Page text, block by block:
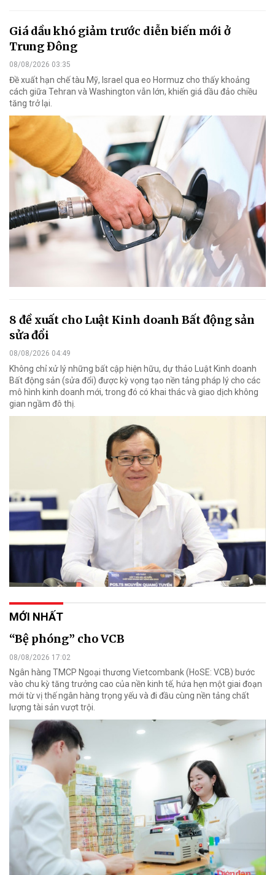
Giá dầu khó giảm trước diễn biến mới ở
Trung Đông
08/08/2026 03:35
Đề xuất hạn chế tàu Mỹ, Israel qua eo Hormuz cho thấy khoảng
cách giữa Tehran và Washington vẫn lớn, khiến giá dầu đảo chiều
tăng trở lại.
8 đề xuất cho Luật Kinh doanh Bất động sản
sửa đổi
08/08/2026 04:49
Không chỉ xử lý những bất cập hiện hữu, dự thảo Luật Kinh doanh
Bất động sản (sửa đổi) được kỳ vọng tạo nền tảng pháp lý cho các
mô hình kinh doanh mới, trong đó có khai thác và giao dịch không
gian ngầm đô thị.
MỚI NHẤT
“Bệ phóng” cho VCB
08/08/2026 17:02
Ngân hàng TMCP Ngoại thương Vietcombank (HoSE: VCB) bước
vào chu kỳ tăng trưởng cao của nền kinh tế, hứa hẹn một giai đoạn
mới từ vị thế ngân hàng trọng yếu và đi đầu cùng nền tảng chất
lượng tài sản vượt trội.